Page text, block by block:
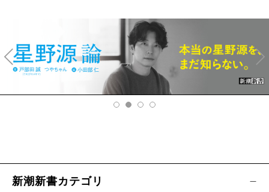
v
Ne
xt
新潮新書カテゴリ